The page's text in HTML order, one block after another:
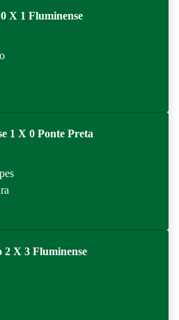
X 1 Fluminense
1 X 0 Ponte Preta
2 X 3 Fluminense